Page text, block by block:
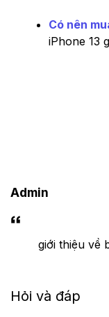
Có nên
iPhone 13
Admin
giới thiệu về
Hỏi và đáp